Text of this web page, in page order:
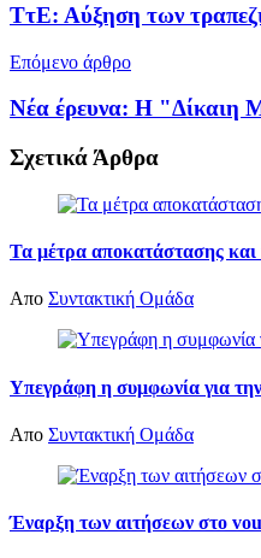
ΤτΕ: Αύξηση των
Επόμενο άρθρο
Νέα έρευνα: Η "Δίκαιη
Σχετικά Άρθρα
Τα μέτρα αποκατάστασης και
Απο Συντακτική Ομάδα
Υπεγράφη η συμφωνία για
Απο Συντακτική Ομάδα
Έναρξη των αιτήσεων στο